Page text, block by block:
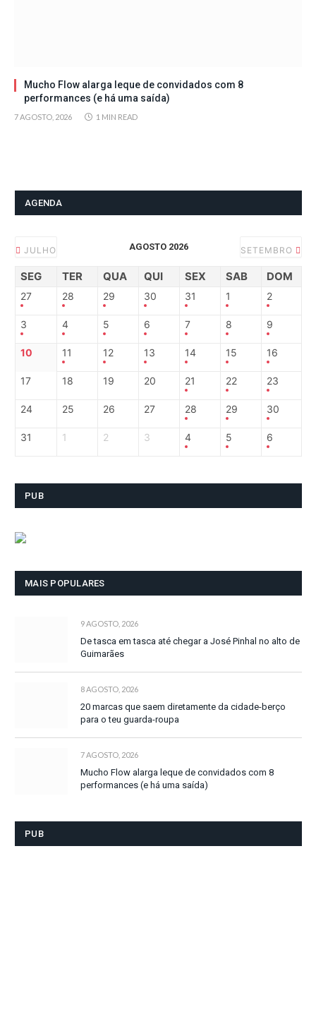
Mucho Flow alarga leque de convidados com 8
performances (e há uma saída)
7 AGOSTO, 2026 1 MIN READ
AGENDA
JULHO AGOSTO 2026 SETEMBRO
SEG TER QUA QUI SEX SAB DOM
27 28 29 30 31 1 2
3 4 5 6 7 8 9
10 11 12 13 14 15 16
17 18 19 20 21 22 23
24 25 26 27 28 29 30
31 1 2 3 4 5 6
PUB
MAIS POPULARES
9 AGOSTO, 2026
De tasca em tasca até chegar a José Pinhal no alto de
Guimarães
8 AGOSTO, 2026
20 marcas que saem diretamente da cidade-berço
para o teu guarda-roupa
7 AGOSTO, 2026
Mucho Flow alarga leque de convidados com 8
performances (e há uma saída)
PUB